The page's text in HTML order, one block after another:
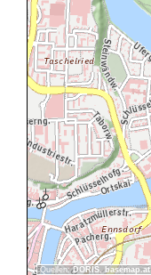
Quellen:DORIS, basemap.at